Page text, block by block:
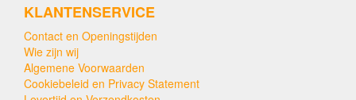
KLANTENSERVICE
Contact en Openingstijden
Wie zijn wij
Algemene Voorwaarden
Cookiebeleid en Privacy Statement